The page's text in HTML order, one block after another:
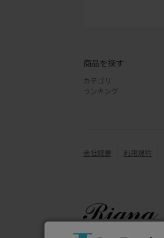
商品を探す
カテゴリ
ランキング
会社概要 利用規約